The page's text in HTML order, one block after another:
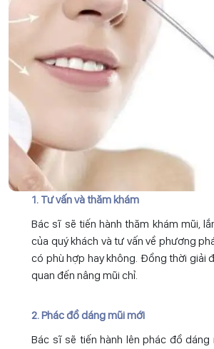
1. Tư vấn và thăm khám
Bác sĩ sẽ tiến hành thăm khám mũi,
của quý khách và tư vấn về phương
có phù hợp hay không. Đồng thời giải
quan đến nâng mũi chỉ.
2. Phác đồ dáng mũi mới
Bác sĩ sẽ tiến hành lên phác đồ